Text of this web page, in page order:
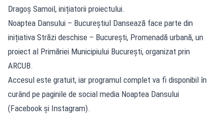
Dragoș Samoil, inițiatorii proiectului.
Noaptea Dansului – Bucureștiul Dansează face parte din
inițiativa Străzi deschise – București, Promenadă urbană, un
proiect al Primăriei Municipiului București, organizat prin
ARCUB.
Accesul este gratuit, iar programul complet va fi disponibil în
curând pe paginile de social media Noaptea Dansului
(Facebook și Instagram).